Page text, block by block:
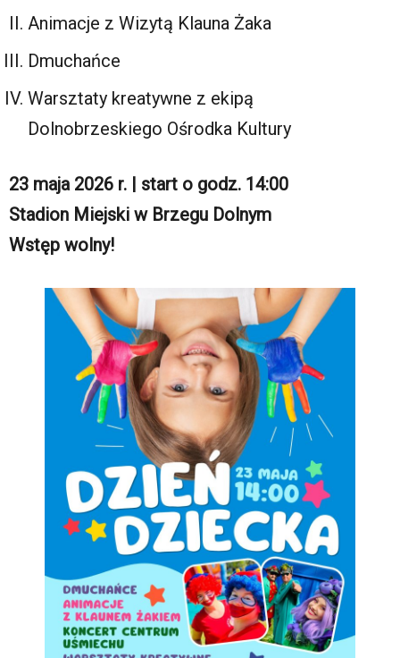
Animacje z Wizytą Klauna Żaka
Dmuchańce
Warsztaty kreatywne z ekipą
Dolnobrzeskiego Ośrodka Kultury
23 maja 2026 r. | start o godz. 14:00
Stadion Miejski w Brzegu Dolnym
Wstęp wolny!